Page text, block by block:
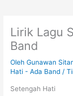
Lirik Lagu
Band
OlehGunawan
Hati - Ada Band /
Setengah Hati